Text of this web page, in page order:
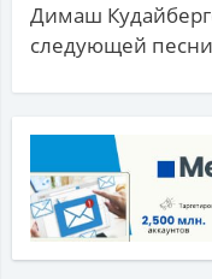
Димаш
следующей